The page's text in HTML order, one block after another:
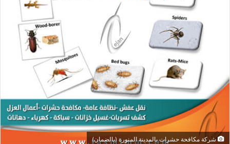
شركة مكافحة حشرات بالمدينة المنورة (بالضمان)